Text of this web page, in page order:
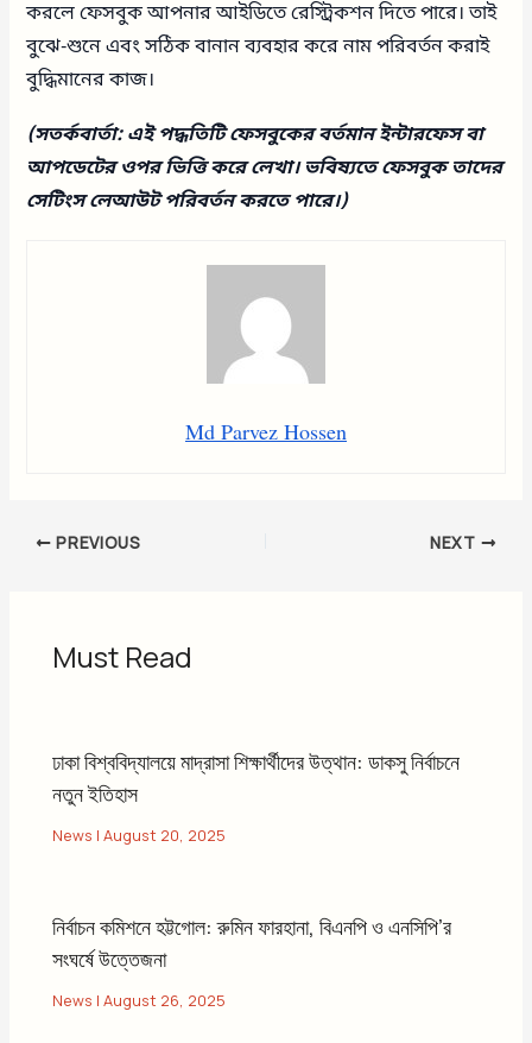
করলে ফেসবুক আপনার আইডিতে রেস্ট্রিকশন দিতে পারে। তাই
বুঝে-শুনে এবং সঠিক বানান ব্যবহার করে নাম পরিবর্তন করাই
বুদ্ধিমানের কাজ।
(সতর্কবার্তা: এই পদ্ধতিটি ফেসবুকের বর্তমান ইন্টারফেস বা
আপডেটের ওপর ভিত্তি করে লেখা। ভবিষ্যতে ফেসবুক তাদের
সেটিংস লেআউট পরিবর্তন করতে পারে।)
Md Parvez Hossen
PREVIOUS NEXT
Must Read
ঢাকা বিশ্ববিদ্যালয়ে মাদ্রাসা শিক্ষার্থীদের উত্থান: ডাকসু নির্বাচনে
নতুন ইতিহাস
News |August 20, 2025
নির্বাচন কমিশনে হট্টগোল: রুমিন ফারহানা, বিএনপি ও এনসিপি’র
সংঘর্ষে উত্তেজনা
News |August 26, 2025